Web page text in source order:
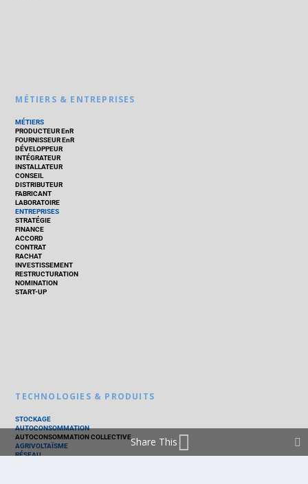
MÉTIERS & ENTREPRISES
MÉTIERS
PRODUCTEUR EnR
FOURNISSEUR EnR
DÉVELOPPEUR
INTÉGRATEUR
INSTALLATEUR
CONSEIL
DISTRIBUTEUR
FABRICANT
LABORATOIRE
ENTREPRISES
STRATÉGIE
FINANCE
ACCORD
CONTRAT
RACHAT
INVESTISSEMENT
RESTRUCTURATION
NOMINATION
START-UP
TECHNOLOGIES & PRODUITS
STOCKAGE
AUTOCONSOMMATION
AUTOCONSOMMATION COLLECTIVE
AGRIVOLTAÏSME
RÉSEAU
Share This